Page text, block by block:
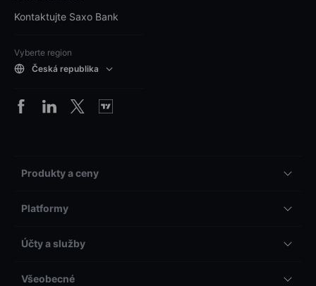
Kontaktujte Saxo Bank
Vyberte region
Česká republika
Produkty a ceny
Platformy
Účty a služby
Všeobecné